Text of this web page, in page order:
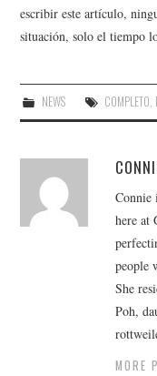
escribir este artículo,
situación, solo el tiempo
NEWS COMPLETO
Connie
here at
people
She
Poh,
MORE